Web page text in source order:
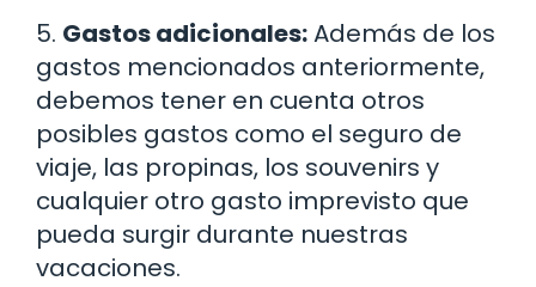
5. Gastos adicionales:Además de los
gastos mencionados anteriormente,
debemos tener en cuenta otros
posibles gastos como el seguro de
viaje, las propinas, los souvenirs y
cualquier otro gasto imprevisto que
pueda surgir durante nuestras
vacaciones.